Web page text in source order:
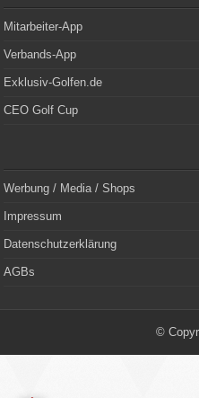
Mitarbeiter-App
Verbands-App
Exklusiv-Golfen.de
CEO Golf Cup
Werbung / Media / Shops
Impressum
Datenschutzerklärung
AGBs
©